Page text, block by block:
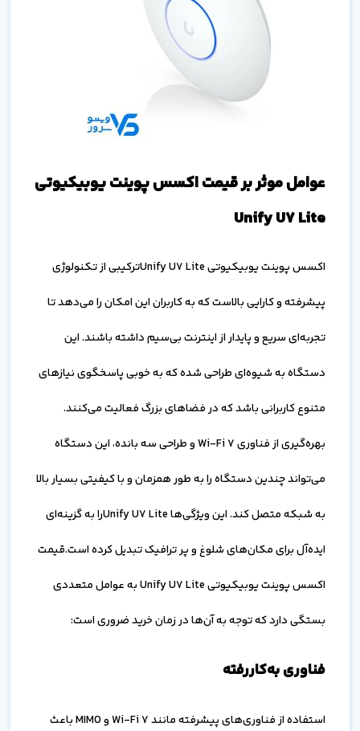
عوامل موثر بر قیمت اکسس پوینت یوبیکیوتی
Unify U7 Lite
اکسس پوینت یوبیکیوتی Unify U7 Liteترکیبی از تکنولوژی
پیشرفته و کارایی بالاست که به کاربران این امکان را می‌دهد تا
تجربه‌ای سریع و پایدار از اینترنت بی‌سیم داشته باشند. این
دستگاه به شیوه‌ای طراحی شده که به خوبی پاسخگوی نیازهای
متنوع کاربرانی باشد که در فضاهای بزرگ فعالیت می‌کنند.
بهره‌گیری از فناوری Wi-Fi 7 و طراحی سه بانده، این دستگاه
می‌تواند چندین دستگاه را به طور همزمان و با کیفیتی بسیار بالا
به شبکه متصل کند. این ویژگی‌ها Unify U7 Liteرا به گزینه‌ای
ایده‌آل برای مکان‌های شلوغ و پر ترافیک تبدیل کرده است.قیمت
اکسس پوینت یوبیکیوتی Unify U7 Lite به عوامل متعددی
بستگی دارد که توجه به آن‌ها در زمان خرید ضروری است:
فناوری به‌کاررفته
استفاده از فناوری‌های پیشرفته مانند Wi-Fi 7 و MIMO باعث